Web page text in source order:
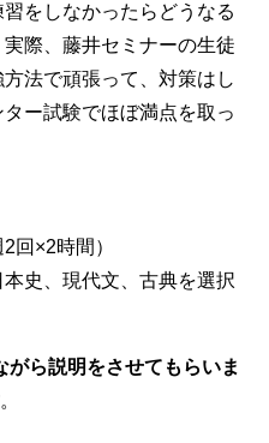
をしなかったらどうなる
際、藤井セミナーの生徒
法で頑張って、対策はし
ー試験でほぼ満点を取っ
回×2時間）
本史、現代文、古典を選択
がら説明をさせてもらいま
。